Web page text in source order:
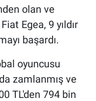
olan ve
Egea, 9 yıldır
başardı.
oyuncusu
zamlanmış ve
TL'den 794 bin